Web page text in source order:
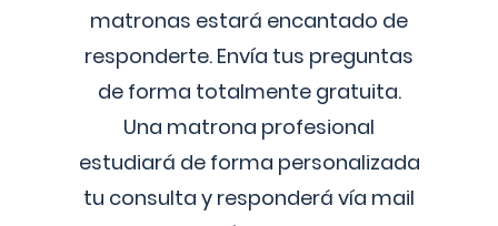
matronas estará encantado de
responderte. Envía tus preguntas
de forma totalmente gratuita.
Una matrona profesional
estudiará de forma personalizada
tu consulta y responderá vía mail